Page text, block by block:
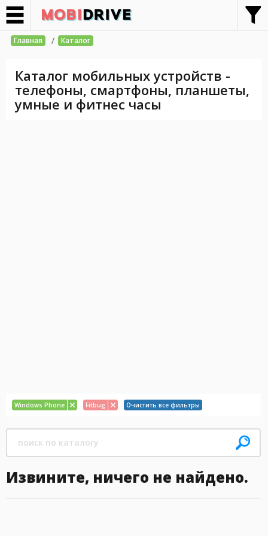
Главная / Каталог
Каталог мобильных устройств -
телефоны, смартфоны, планшеты,
умные и фитнес часы
Windows Phone Fitbug Очистить все фильтры
Извините, ничего не найдено.